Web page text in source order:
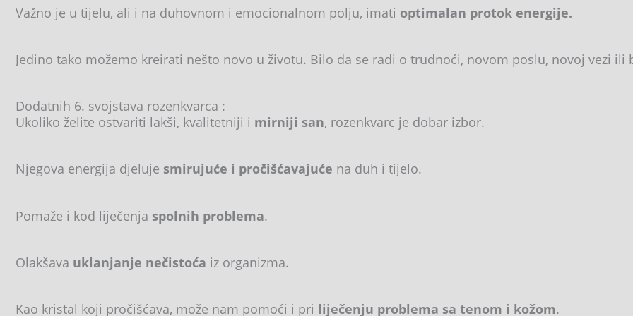
Važno je u tijelu, ali i na duhovnom i emocionalnom polju, imati optimalan protok energije.
Jedino tako možemo kreirati nešto novo u životu. Bilo da se radi o trudnoći, novom poslu, novoj vezi ili
Dodatnih 6. svojstava rozenkvarca :
Ukoliko želite ostvariti lakši, kvalitetniji i mirniji san, rozenkvarc je dobar izbor.
Njegova energija djeluje smirujuće i pročišćavajuće na duh i tijelo.
Pomaže i kod liječenja spolnih problema.
Olakšava uklanjanje nečistoća iz organizma.
Kao kristal koji pročišćava, može nam pomoći i pri liječenju problema sa tenom i kožom.